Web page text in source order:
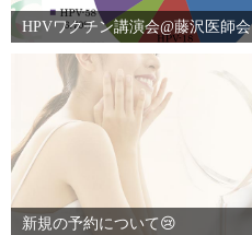
HPVワクチン講演会@藤沢医師会
新規の予約について😢